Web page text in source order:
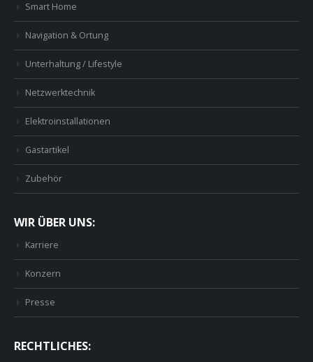
Smart Home
Navigation & Ortung
Unterhaltung / Lifestyle
Netzwerktechnik
Elektroinstallationen
Gastartikel
Zubehör
WIR ÜBER UNS:
Karriere
Konzern
Presse
RECHTLICHES: